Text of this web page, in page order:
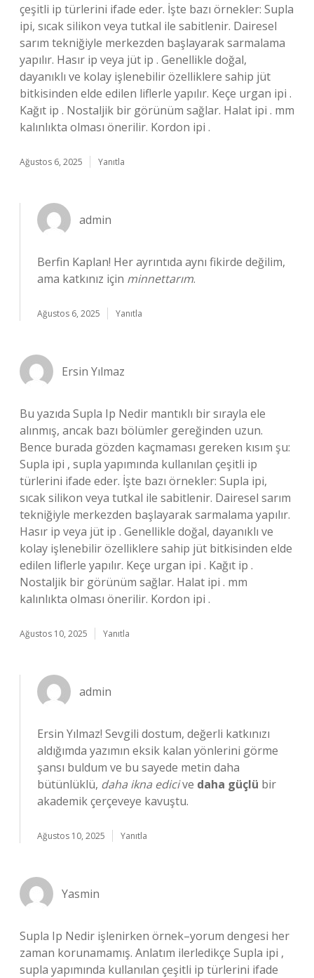
çeşitli ip türlerini ifade eder. İşte bazı örnekler: Supla
ipi, sıcak silikon veya tutkal ile sabitlenir. Dairesel
sarım tekniğiyle merkezden başlayarak sarmalama
yapılır. Hasır ip veya jüt ip . Genellikle doğal,
dayanıklı ve kolay işlenebilir özelliklere sahip jüt
bitkisinden elde edilen liflerle yapılır. Keçe urgan ipi .
Kağıt ip . Nostaljik bir görünüm sağlar. Halat ipi . mm
kalınlıkta olması önerilir. Kordon ipi .
Ağustos 6, 2025 Yanıtla
admin
Berfin Kaplan! Her ayrıntıda aynı fikirde değilim,
ama katkınız için minnettarım.
Ağustos 6, 2025 Yanıtla
Ersin Yılmaz
Bu yazıda Supla Ip Nedir mantıklı bir sırayla ele
alınmış, ancak bazı bölümler gereğinden uzun.
Bence burada gözden kaçmaması gereken kısım şu:
Supla ipi , supla yapımında kullanılan çeşitli ip
türlerini ifade eder. İşte bazı örnekler: Supla ipi,
sıcak silikon veya tutkal ile sabitlenir. Dairesel sarım
tekniğiyle merkezden başlayarak sarmalama yapılır.
Hasır ip veya jüt ip . Genellikle doğal, dayanıklı ve
kolay işlenebilir özelliklere sahip jüt bitkisinden elde
edilen liflerle yapılır. Keçe urgan ipi . Kağıt ip .
Nostaljik bir görünüm sağlar. Halat ipi . mm
kalınlıkta olması önerilir. Kordon ipi .
Ağustos 10, 2025 Yanıtla
admin
Ersin Yılmaz! Sevgili dostum, değerli katkınızı
aldığımda yazımın eksik kalan yönlerini görme
şansı buldum ve bu sayede metin daha
bütünlüklü, daha ikna edicive daha güçlü bir
akademik çerçeveye kavuştu.
Ağustos 10, 2025 Yanıtla
Yasmin
Supla Ip Nedir işlenirken örnek–yorum dengesi her
zaman korunamamış. Anlatım ilerledikçe Supla ipi ,
supla yapımında kullanılan çeşitli ip türlerini ifade